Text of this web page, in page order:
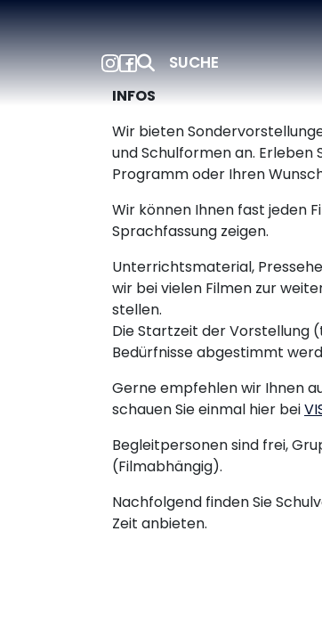
SUCHE
INFOS
Wir bieten
und Schulformen an. Erleben
Programm oder Ihren
Wir können Ihnen fast jeden
Sprachfassung zeigen.
Unterrichtsmaterial,
wir bei vielen Filmen zur
stellen.
Die Startzeit der Vorstellung
Bedürfnisse abgestimmt
Gerne empfehlen wir Ihnen
schauen Sie einmal hier bei
Begleitpersonen sind frei,
(Filmabhängig).
Nachfolgend finden Sie
Zeit anbieten.